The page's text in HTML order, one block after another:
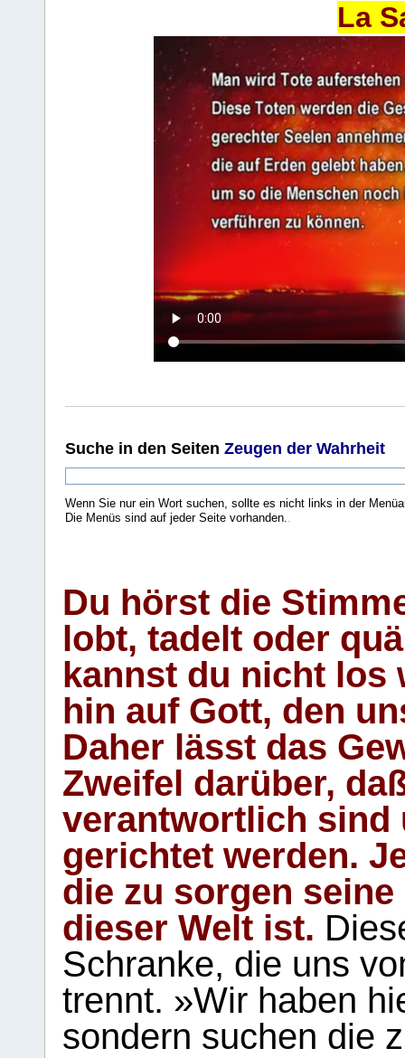
La
Suche in den Seiten Zeugen der Wahrheit
Wenn Sie nur ein Wort suchen, sollte es nicht links in der
Die Menüs sind auf jeder Seite vorhanden.
Du hörst die
lobt, tadelt oder
kannst du nicht los
hin auf Gott, den
Daher lässt das
Zweifel darüber,
verantwortlich sind
gerichtet werden.
die zu sorgen
dieser Welt ist.
Schranke, die uns
trennt. »Wir haben
sondern suchen die